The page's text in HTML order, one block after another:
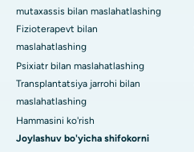
mutaxassis bilan maslahatlashing
Fizioterapevt bilan
maslahatlashing
Psixiatr bilan maslahatlashing
Transplantatsiya jarrohi bilan
maslahatlashing
Hammasini ko'rish
Joylashuv bo'yicha shifokorni